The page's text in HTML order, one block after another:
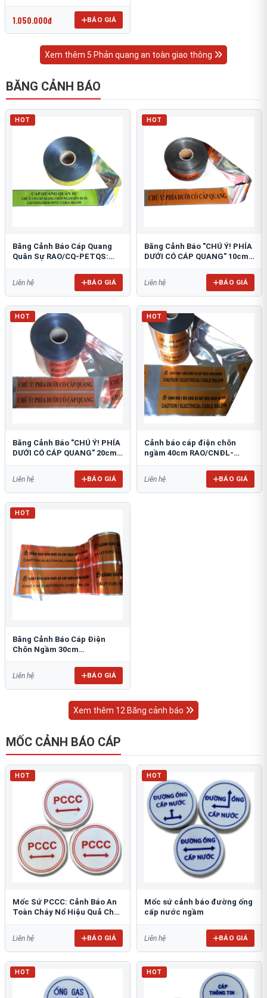
1.050.000đ BÁO GIÁ
Xem thêm 5 Phản quang an toàn giao thông
BĂNG CẢNH BÁO
HOT
Băng Cảnh Báo Cáp Quang
Quân Sự RAO/CQ-PETQS:
Liên hệ BÁO GIÁ
HOT
Băng Cảnh Báo "CHÚ Ý! PHÍA
DƯỚI CÓ CÁP QUANG" 10cm:
Liên hệ BÁO GIÁ
HOT
Băng Cảnh Báo "CHÚ Ý! PHÍA
DƯỚI CÓ CÁP QUANG" 20cm
Liên hệ BÁO GIÁ
HOT
Cảnh báo cáp điện chôn
ngầm 40cm RAO/CNĐL-
Liên hệ BÁO GIÁ
HOT
Băng Cảnh Báo Cáp Điện
Chôn Ngầm 30cm
Liên hệ BÁO GIÁ
Xem thêm 12 Băng cảnh báo
MỐC CẢNH BÁO CÁP
HOT
Mốc Sứ PCCC: Cảnh Báo An
Toàn Cháy Nổ Hiệu Quả Cho
Liên hệ BÁO GIÁ
HOT
Mốc sứ cảnh báo đường ống
cấp nước ngầm
Liên hệ BÁO GIÁ
HOT HOT